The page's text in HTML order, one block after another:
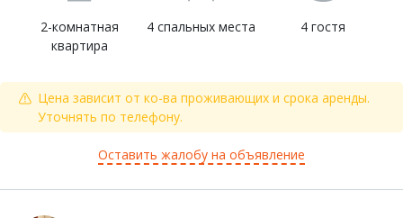
2-комнатная
квартира
4 спальных места 4 гостя
Цена зависит от ко-ва проживающих и срока аренды.
Уточнять по телефону.
Оставить жалобу на объявление